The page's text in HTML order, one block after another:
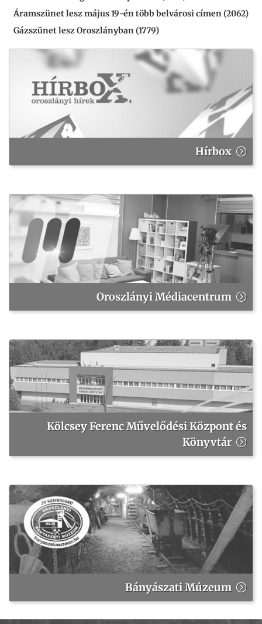
Áramszünet lesz május 19-én több belvárosi címen (2062)
Gázszünet lesz Oroszlányban (1779)
Hírbox
Oroszlányi Médiacentrum
Kölcsey Ferenc Művelődési Központ és
Könyvtár
Bányászati Múzeum